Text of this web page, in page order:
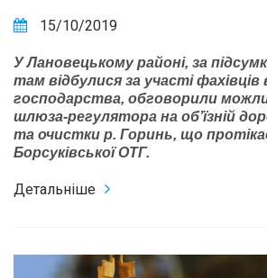
15/10/2019
У Лановецькому районі, за
там відбулися за участі фахівців
господарства, обговорили
шлюза-регулятора на об’їзній
та очистки р. Горинь, що
Борсуківської ОТГ.
Детальніше